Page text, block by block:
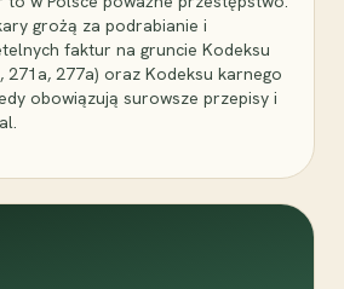
grożą za podrabianie i
faktur na gruncie Kodeksu
271a, 277a) oraz Kodeksu karnego
obowiązują surowsze przepisy i